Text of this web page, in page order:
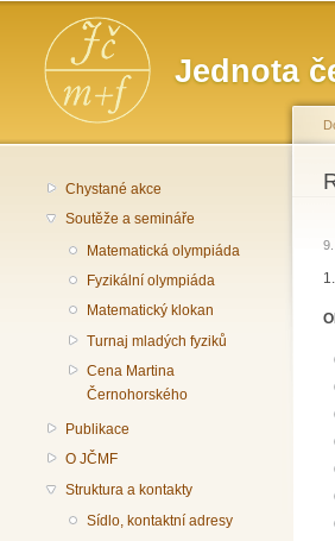
Jednota
Hlavní menu
Chystané akce
Soutěže a semináře
Matematická olympiáda
Fyzikální olympiáda
Matematický klokan
Turnaj mladých fyziků
Cena Martina
Černohorského
Publikace
O JČMF
Struktura a kontakty
Sídlo, kontaktní adresy